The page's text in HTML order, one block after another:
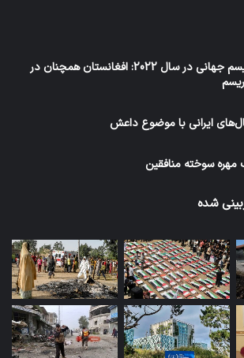
انتشار شاخص تروریسم جهانی در سال 2022: افغانستان همچنان در
ایرانی با موضوع داعش
سوخته منافقین
شده